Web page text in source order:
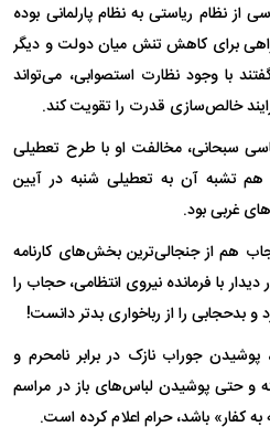
از نظام ریاستی به نظام پارلمانی بوده
برای کاهش تنش میان دولت و دیگر
با وجود نظارت استصوابی، می‌تواند
خالص‌سازی قدرت را تقویت کند.
سبحانی، مخالفت او با طرح تعطیلی
تشبه آن به تعطیلی شنبه در آیین
غربی بود.
هم از جنجالی‌ترین بخش‌های کارنامه
اوست. او در سال ۱۳۹۴، در دیدار با فرمانده نیروی انتظامی، حجاب را
بدحجابی را از رباخواری بدتر دانست!
جوراب نازک در برابر نامحرم و
و حتی پوشیدن لباس‌های باز در مراسم
کفار» باشد، حرام اعلام کرده است.